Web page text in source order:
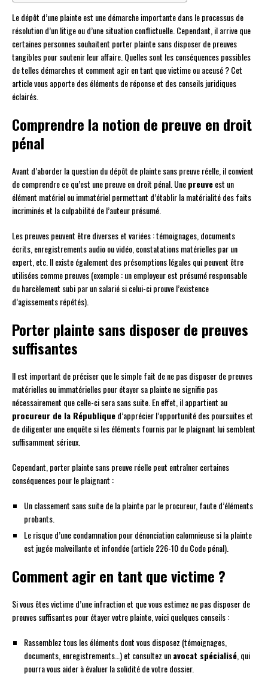
Le dépôt d’une plainte est une démarche importante dans le processus de
résolution d’un litige ou d’une situation conflictuelle. Cependant, il arrive que
certaines personnes souhaitent porter plainte sans disposer de preuves
tangibles pour soutenir leur affaire. Quelles sont les conséquences possibles
de telles démarches et comment agir en tant que victime ou accusé ? Cet
article vous apporte des éléments de réponse et des conseils juridiques
éclairés.
Comprendre la notion de preuve en droit
pénal
Avant d’aborder la question du dépôt de plainte sans preuve réelle, il convient
de comprendre ce qu’est une preuve en droit pénal. Unepreuveest un
élément matériel ou immatériel permettant d’établir la matérialité des faits
incriminés et la culpabilité de l’auteur présumé.
Les preuves peuvent être diverses et variées : témoignages, documents
écrits, enregistrements audio ou vidéo, constatations matérielles par un
expert, etc. Il existe également des présomptions légales qui peuvent être
utilisées comme preuves (exemple : un employeur est présumé responsable
du harcèlement subi par un salarié si celui-ci prouve l’existence
d’agissements répétés).
Porter plainte sans disposer de preuves
suffisantes
Il est important de préciser que le simple fait de ne pas disposer de preuves
matérielles ou immatérielles pour étayer sa plainte ne signifie pas
nécessairement que celle-ci sera sans suite. En effet, il appartient au
procureur de la Républiqued’apprécier l’opportunité des poursuites et
de diligenter une enquête si les éléments fournis par le plaignant lui semblent
suffisamment sérieux.
Cependant, porter plainte sans preuve réelle peut entraîner certaines
conséquences pour le plaignant :
Un classement sans suite de la plainte par le procureur, faute d’éléments
probants.
Le risque d’une condamnation pour dénonciation calomnieuse si la plainte
est jugée malveillante et infondée (article 226-10 du Code pénal).
Comment agir en tant que victime ?
Si vous êtes victime d’une infraction et que vous estimez ne pas disposer de
preuves suffisantes pour étayer votre plainte, voici quelques conseils :
Rassemblez tous les éléments dont vous disposez (témoignages,
documents, enregistrements…) et consultez unavocat spécialisé, qui
pourra vous aider à évaluer la solidité de votre dossier.